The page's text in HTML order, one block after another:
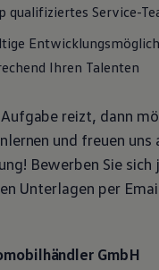
qualifiziertes Service-
Ihren Talenten
Aufgabe reizt, dann
und freuen uns
Bewerben Sie
Unterlagen per
GmbH